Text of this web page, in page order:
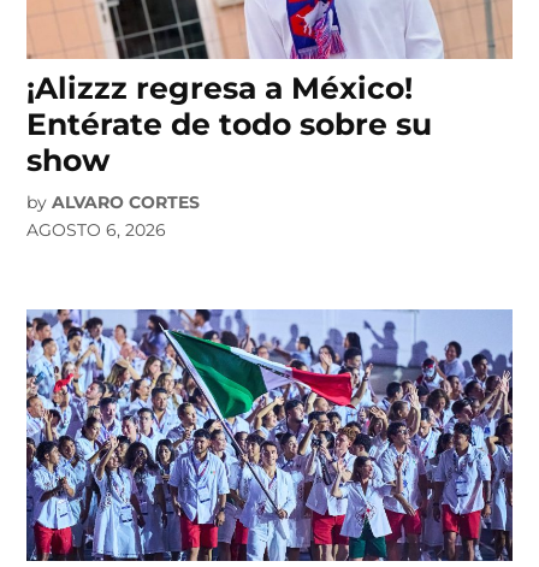
¡Alizzz regresa a México!
Entérate de todo sobre su
show
by ALVARO CORTES
AGOSTO 6, 2026